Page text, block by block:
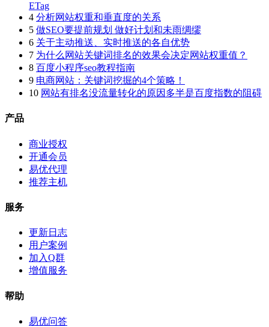
ETag
4 分析网站权重和垂直度的关系
5 做SEO要提前规划 做好计划和未雨绸缪
6 关于主动推送、实时推送的各自优势
7 为什么网站关键词排名的效果会决定网站权重值？
8 百度小程序seo教程指南
9 电商网站：关键词挖掘的4个策略！
10 网站有排名没流量转化的原因多半是百度指数的阻碍
产品
商业授权
开通会员
易优代理
推荐主机
服务
更新日志
用户案例
加入Q群
增值服务
帮助
易优问答